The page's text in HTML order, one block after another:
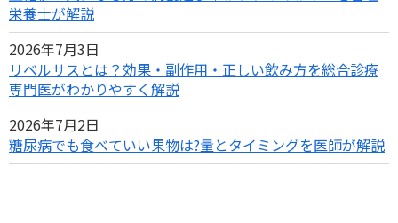
栄養士が解説
2026年7月3日
リベルサスとは？効果・副作用・正しい飲み方を総合診療
専門医がわかりやすく解説
2026年7月2日
糖尿病でも食べていい果物は?量とタイミングを医師が解説